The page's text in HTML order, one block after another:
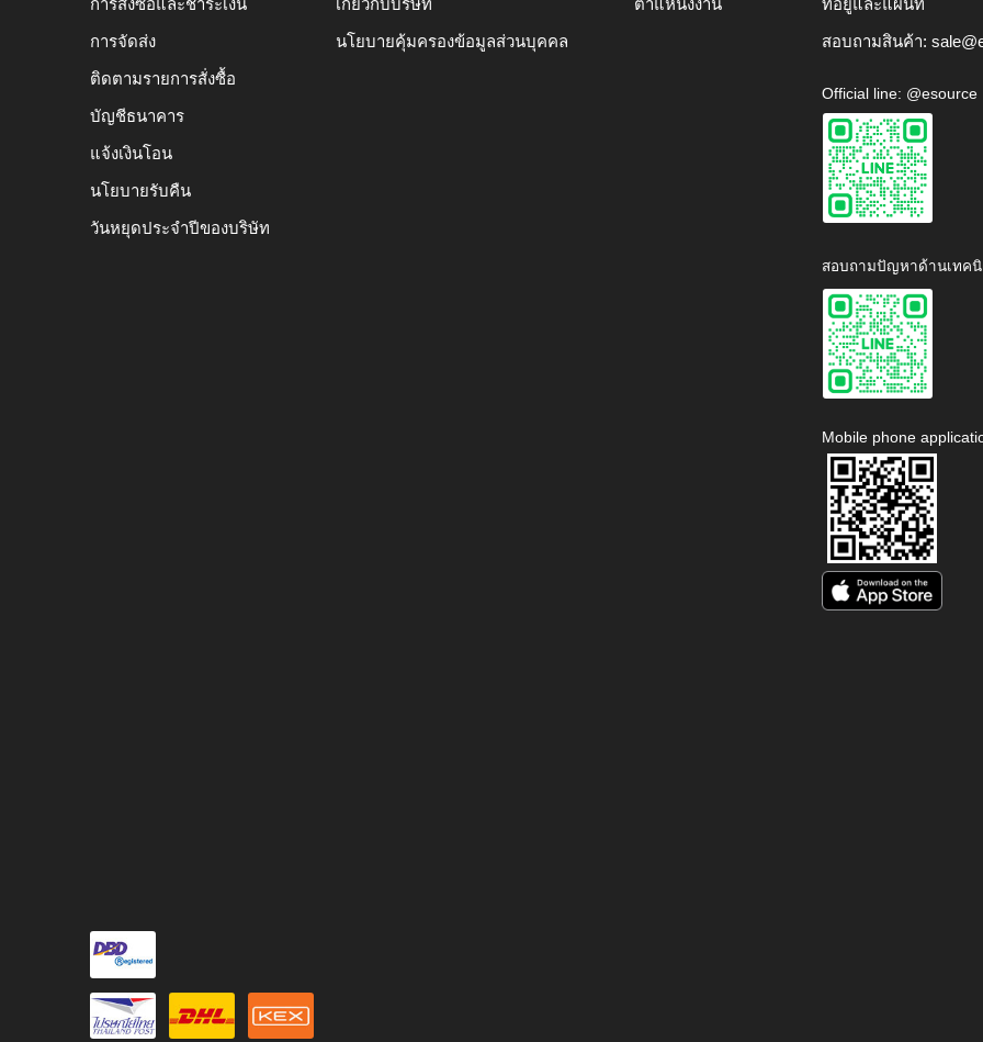
การสั่งซื้อและชำระเงิน
การจัดส่ง
ติดตามรายการสั่งซื้อ
บัญชีธนาคาร
แจ้งเงินโอน
นโยบายรับคืน
วันหยุดประจำปีของบริษัท
เกี่ยวกับบริษัท
นโยบายคุ้มครองข้อมูลส่วนบุคคล
ตำแหน่งงาน
ที่อยู่และแผนที่
สอบถามสินค้า:
Official line: @esource
สอบถามปัญหาด้านเทคนิ
Mobile phone